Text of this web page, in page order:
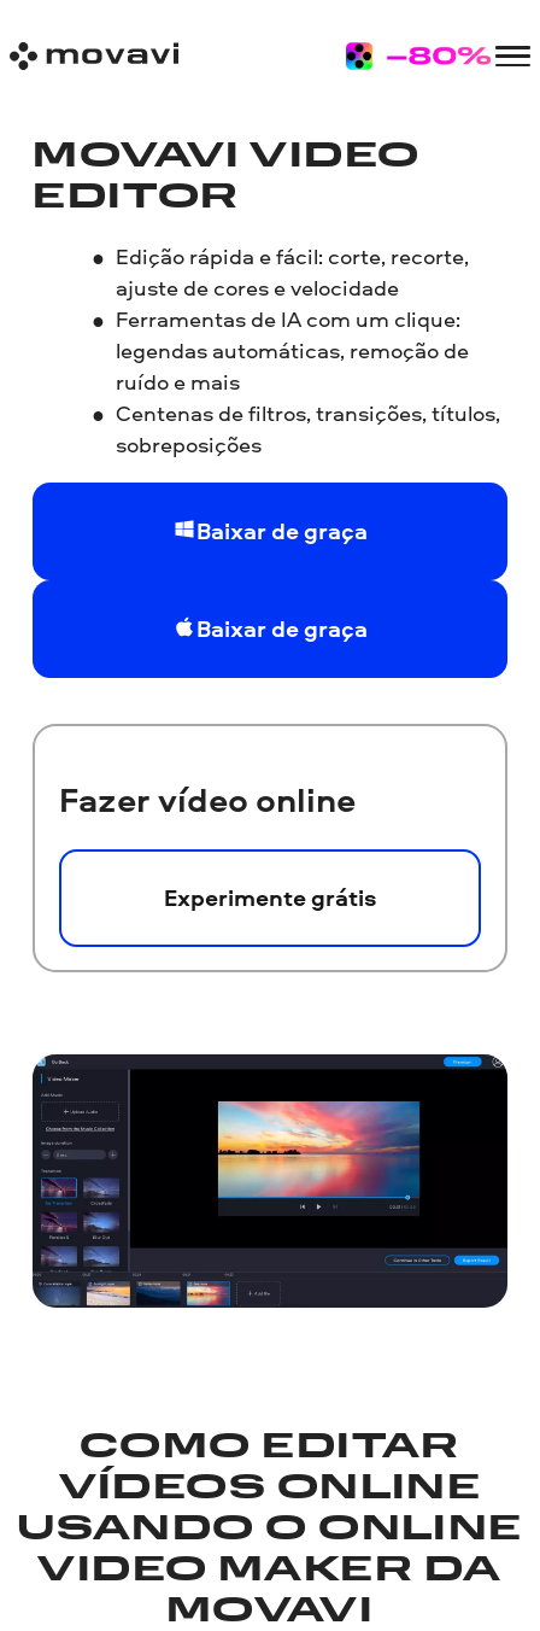
MOVAVI VIDEO
EDITOR
Edição rápida e fácil: corte, recorte,
ajuste de cores e velocidade
Ferramentas de IA com um clique:
legendas automáticas, remoção de
ruído e mais
Centenas de filtros, transições, títulos,
sobreposições
Baixar de graça
Baixar de graça
Fazer vídeo online
Experimente grátis
COMO EDITAR
VÍDEOS ONLINE
USANDO O ONLINE
VIDEO MAKER DA
MOVAVI